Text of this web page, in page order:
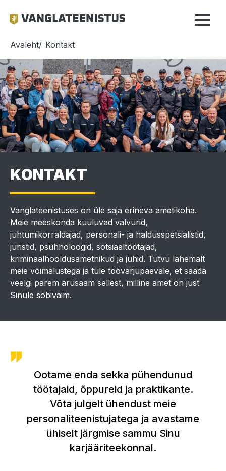
edasi
põhisisu
Karjäär
Vabad töökohad
Töötamine
Töötamine
rendivanglas
Õppimine
Praktika
Karjääripööre
Vanglateenistusest
Meie inimesed
KKK
Kontakt
Liitu meiega
LEIVAPURU
Avaleht Kontakt
KONTAKT
Vanglateenistuses on üle saja erineva ametikoha.
Meie meeskonda kuuluvad valvurid,
juhtumikorraldajad, personali- ja haldusspetsialistid,
juristid, psühholoogid, sotsiaaltöötajad,
kriminaalhooldusametnikud ja juhid. Tutvu lähemalt
meie võimalustega ja tule töövarjupäevale, et saada
veelgi parem arusaam sellest, milline amet on just
Sinule sobivaim.
Ootame enda sekka pühendunud
töötajaid, õppureid ja praktikante.
Võta julgelt ühendust meie
personaliteenistujatega ja avastame
ühiselt järgmise sammu Sinu
karjääriteekonnal.